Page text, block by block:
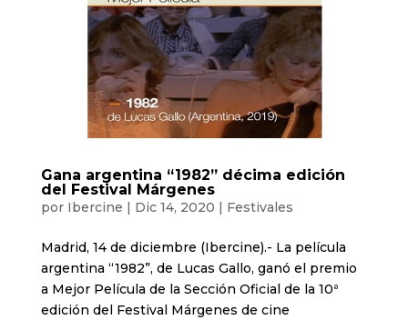
Gana argentina “1982” décima edición
del Festival Márgenes
por Ibercine Dic 14, 2020 Festivales
Madrid, 14 de diciembre (Ibercine).- La película
argentina “1982”, de Lucas Gallo, ganó el premio
a Mejor Película de la Sección Oficial de la 10ª
edición del Festival Márgenes de cine